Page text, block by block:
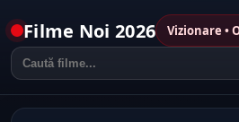
Filme Noi 2026 Vizionare •